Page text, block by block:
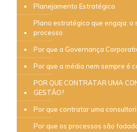
Planejamento Estratégico
Plano estratégico que engaja: o
processo
Por que a Governança
Por que a média nem sempre é
POR QUE CONTRATAR UMA
GESTÃO?
Por que contratar uma
Por que os processos são